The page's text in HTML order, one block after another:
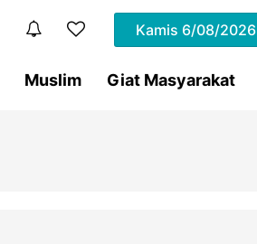
Kamis 6/08/2026
Muslim Giat Masyarakat